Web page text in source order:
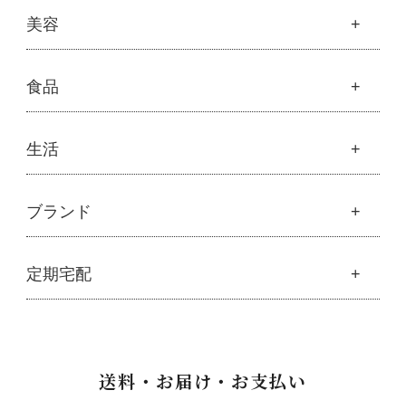
├オリジナルヘアケア
├スマイルシャンプー
├コンデ・トリートメント
└泡ボトル・ミニ泡ボトル
├オーガニック発酵モリンガ
フルボ酸「太古の泉」
├
生活用品
├ モリンガサプリメント
├スキン＆ボディケア
├化粧水
├モリンガ全商品
└モリンガ ブログ
健康
├ミネラル
└健康飲料
美容
美容
├魂オリジナル
├固形石鹸
├洗顔石鹸
├
ボディソープ
└
雑貨
├クレンジング・洗顔
クリーム・オイル
食品
食品
├雑穀
├ 豆・ごま・乾物・梅干し
├おせち料理
├
洗浄・キッチン雑貨
├メーカー直送品（豆・米・塩など）
マヨネーズ・ソース・甘味料
生活
生活
├ハミガキ
├洗濯
├バス・トイレ
ブランド
ブランド一覧
├アムリターラ
かつらぎ（マグポーリン）
定期宅配
無添加石鹸送料・お届け・お支払い